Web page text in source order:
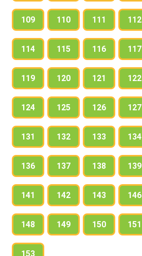
109 110 111 112
114 115 116 117
119 120 121 122
124 125 126 127
131 132 133 134
136 137 138 139
141 142 143 146
148 149 150 151
153